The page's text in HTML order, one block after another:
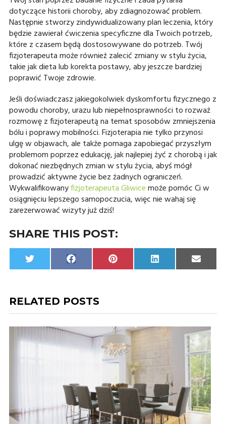
dotyczące historii choroby, aby zdiagnozować problem.
Następnie stworzy zindywidualizowany plan leczenia, który
będzie zawierał ćwiczenia specyficzne dla Twoich potrzeb,
które z czasem będą dostosowywane do potrzeb. Twój
fizjoterapeuta może również zalecić zmiany w stylu życia,
takie jak dieta lub korekta postawy, aby jeszcze bardziej
poprawić Twoje zdrowie.
Jeśli doświadczasz jakiegokolwiek dyskomfortu fizycznego z
powodu choroby, urazu lub niepełnosprawności to rozważ
rozmowę z fizjoterapeutą na temat sposobów zmniejszenia
bólu i poprawy mobilności. Fizjoterapia nie tylko przynosi
ulgę w objawach, ale także pomaga zapobiegać przyszłym
problemom poprzez edukację, jak najlepiej żyć z chorobą i jak
dokonać niezbędnych zmian w stylu życia, abyś mógł
prowadzić aktywne życie bez żadnych ograniczeń.
Wykwalifikowanyfizjoterapeuta Gliwicemoże pomóc Ci w
osiągnięciu lepszego samopoczucia, więc nie wahaj się
zarezerwować wizyty już dziś!
SHARE THIS POST:
Share
on
Share
on
Facebook Share
on
Pinterest Share
on
LinkedIn Share
on
Email
RELATED POSTS